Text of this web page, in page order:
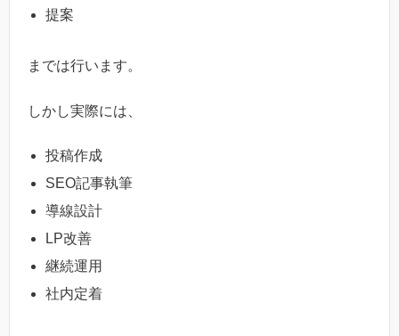
提案
までは行います。
しかし実際には、
投稿作成
SEO記事執筆
導線設計
LP改善
継続運用
社内定着